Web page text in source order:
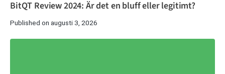
BitQT Review 2024: Är det en bluff eller legitimt?
Published on augusti 3, 2026